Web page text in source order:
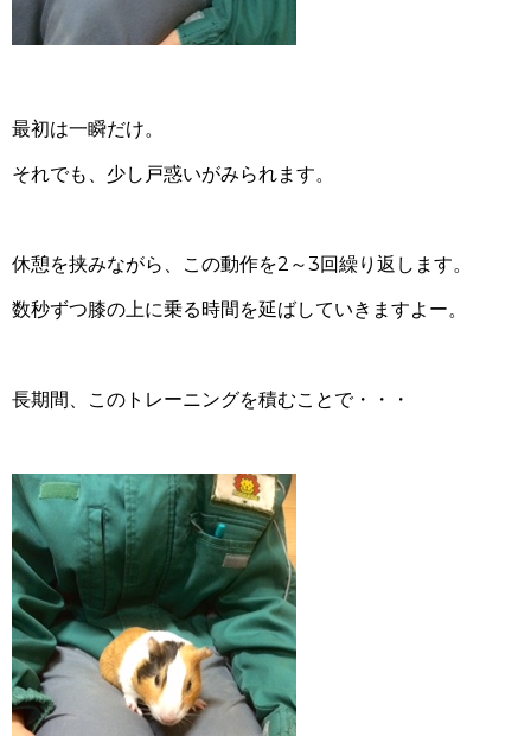
最初は一瞬だけ。
それでも、少し戸惑いがみられます。
休憩を挟みながら、この動作を2～3回繰り返します。
数秒ずつ膝の上に乗る時間を延ばしていきますよー。
長期間、このトレーニングを積むことで・・・